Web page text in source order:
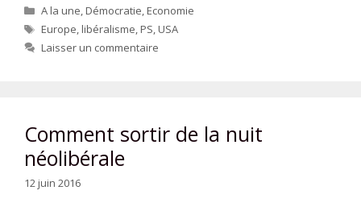
Catégories
A la une,Démocratie,Economie
Étiquettes
Europe,libéralisme,PS,USA
Laisser un commentaire
Comment sortir de la nuit
néolibérale
12 juin 2016